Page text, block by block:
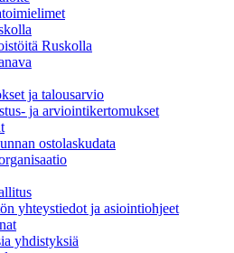
Ruskolla
ja talousarvio
ja arviointikertomukset
ostolaskudata
yhteystiedot ja asiointiohjeet
yhdistyksiä